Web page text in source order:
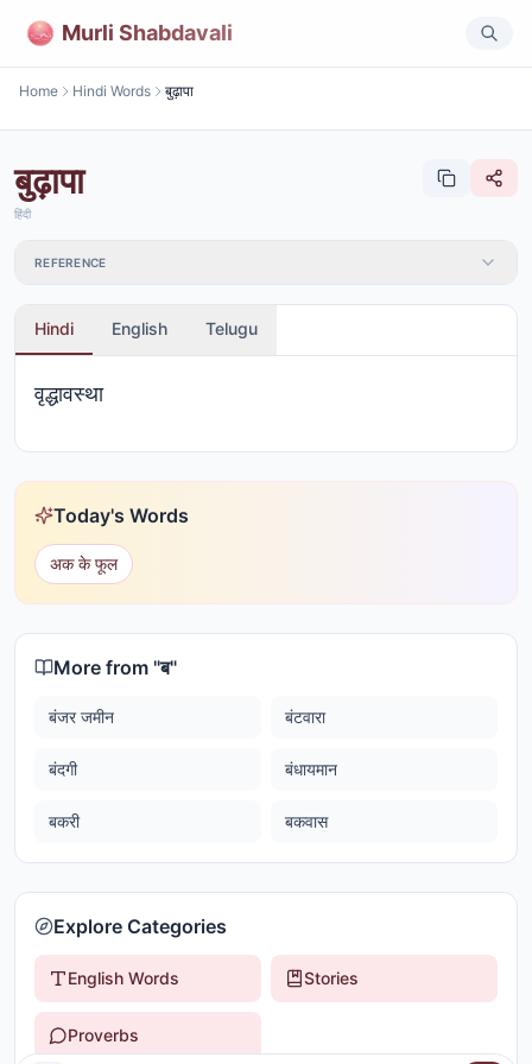
Murli Shabdavali
Home Hindi Words बुढ़ापा
बुढ़ापा
हिंदी
REFERENCE
Hindi English Telugu
वृद्धावस्था
Today's Words
अक के फूल
More from "ब"
बंजर जमीन बंटवारा
बंदगी बंधायमान
बकरी बकवास
Explore Categories
English Words Stories
Proverbs